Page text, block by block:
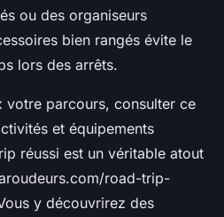
ou des organiseurs
bien rangés évite le
lors des arrêts.
votre parcours, consulter ce
et équipements
réussi est un véritable atout
road-trip-
y découvrirez des